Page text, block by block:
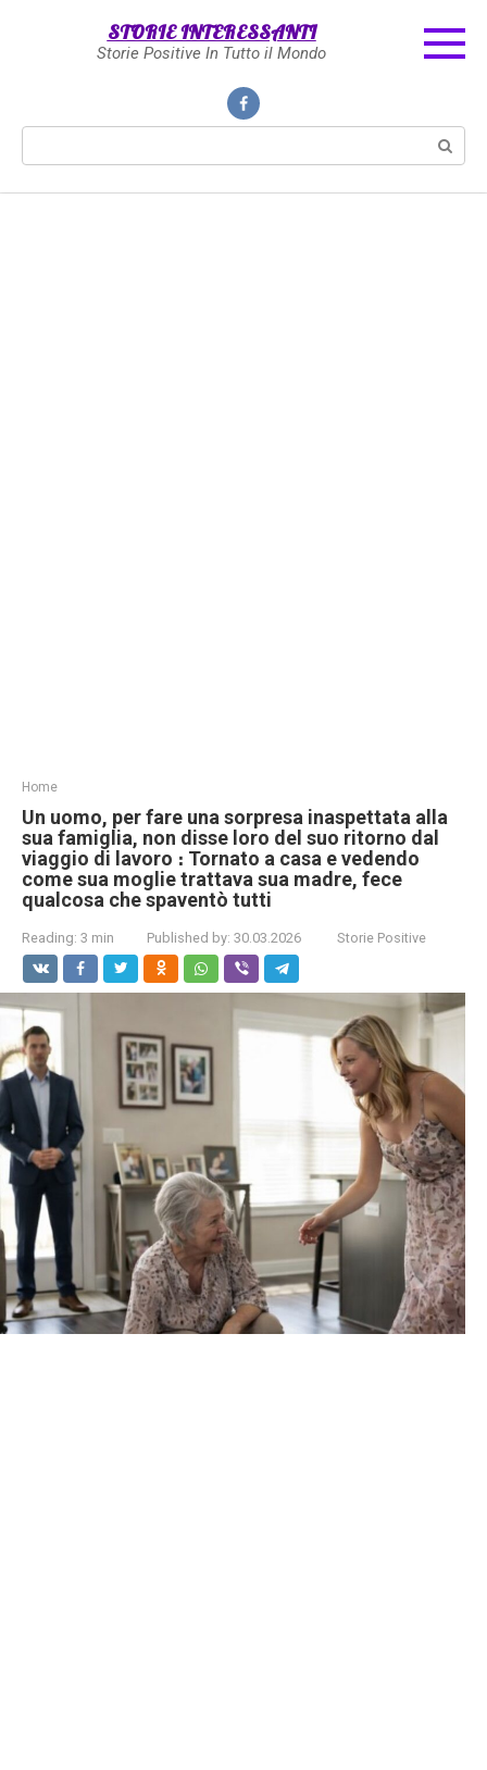
STORIE INTERESSANTI
Storie Positive In Tutto il Mondo
Home
Un uomo, per fare una sorpresa inaspettata alla
sua famiglia, non disse loro del suo ritorno dal
viaggio di lavoro ։ Tornato a casa e vedendo
come sua moglie trattava sua madre, fece
qualcosa che spaventò tutti
Reading: 3 min Published by: 30.03.2026 Storie Positive